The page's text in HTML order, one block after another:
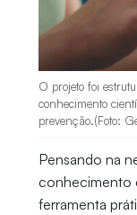
O projeto foi
conhecimento
prevenção.(Foto:
Pensando na
conhecimento
ferramenta